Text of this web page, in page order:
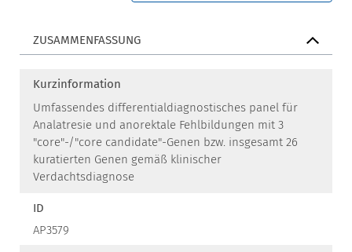
ZUSAMMENFASSUNG
Kurzinformation
Umfassendes differentialdiagnostisches panel für
Analatresie und anorektale Fehlbildungen mit 3
"core"-/"core candidate"-Genen bzw. insgesamt 26
kuratierten Genen gemäß klinischer
Verdachtsdiagnose
ID
AP3579